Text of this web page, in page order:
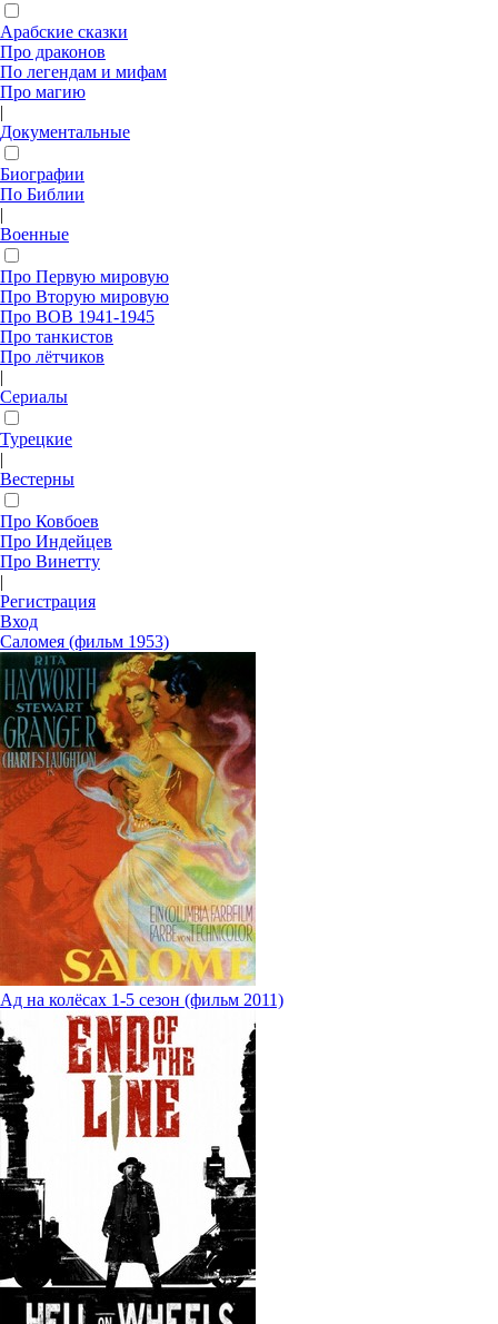
Арабские сказки
Про драконов
По легендам и мифам
Про магию
|
Документальные
Биографии
По Библии
|
Военные
Про Первую мировую
Про Вторую мировую
Про ВОВ 1941-1945
Про танкистов
Про лётчиков
|
Сериалы
Турецкие
|
Вестерны
Про Ковбоев
Про Индейцев
Про Винетту
|
Регистрация
Вход
Саломея (фильм 1953)
Ад на колёсах 1-5 сезон (фильм 2011)